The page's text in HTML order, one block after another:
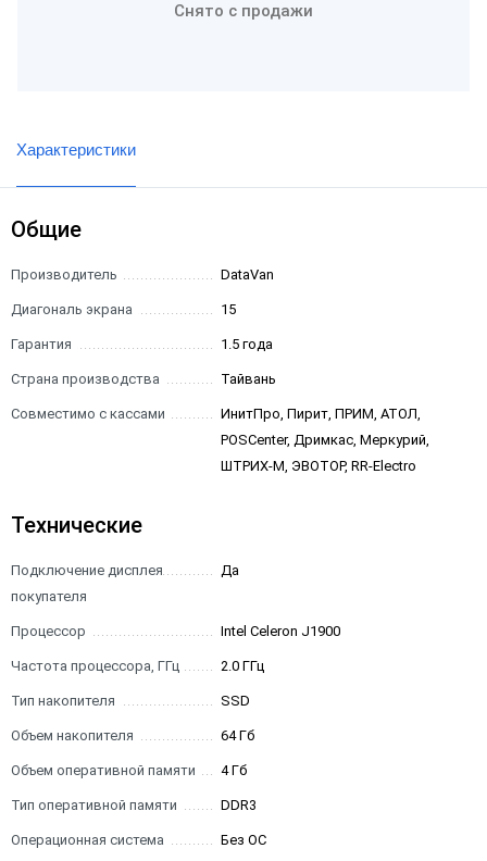
Снято с продажи
Характеристики
Общие
Производитель DataVan
Диагональ экрана 15
Гарантия 1.5 года
Страна производства Тайвань
Совместимо с кассами
ИнитПро, Пирит, ПРИМ, АТОЛ,
POSCenter, Дримкас, Меркурий,
ШТРИХ-М, ЭВОТОР, RR-Electro
Технические
Подключение дисплея
покупателя
Да
Процессор Intel Celeron J1900
Частота процессора, ГГц 2.0 ГГц
Тип накопителя SSD
Объем накопителя 64 Гб
Объем оперативной памяти 4 Гб
Тип оперативной памяти DDR3
Операционная система Без ОС